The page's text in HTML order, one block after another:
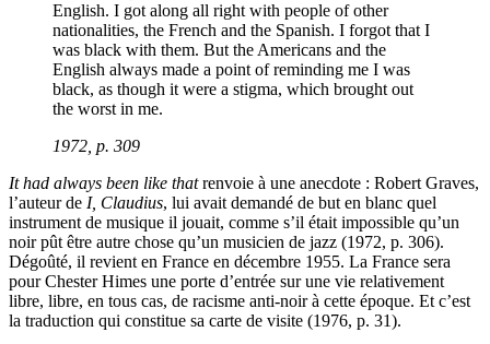
English. I got along all right with people of other
nationalities, the French and the Spanish. I forgot that I
was black with them. But the Americans and the
English always made a point of reminding me I was
black, as though it were a stigma, which brought out
the worst in me.
1972, p. 309
It had always been like thatrenvoie à une anecdote : Robert Graves,
l’auteur de I, Claudius, lui avait demandé de but en blanc quel
instrument de musique il jouait, comme s’il était impossible qu’un
noir pût être autre chose qu’un musicien de jazz (1972, p. 306).
Dégoûté, il revient en France en décembre 1955. La France sera
pour Chester Himes une porte d’entrée sur une vie relativement
libre, libre, en tous cas, de racisme anti-noir à cette époque. Et c’est
la traduction qui constitue sa carte de visite (1976, p. 31).